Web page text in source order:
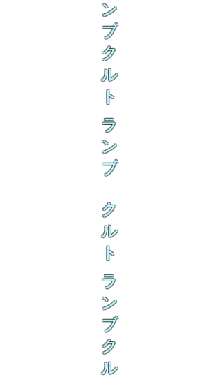
ン
ブ
ク
ル
ト
ラ
ン
ブ
ク
ル
ト
ラ
ン
ブ
ク
ル